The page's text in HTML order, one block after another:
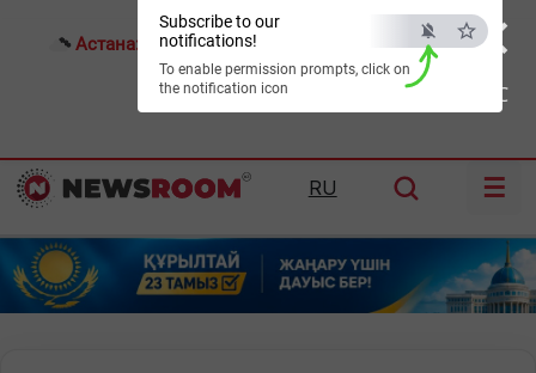
×
ESC
Subscribe to our
notifications!
To enable permission prompts, click on
the notification icon
Астана: 18°C Алматы: Шымкент:26°C
RU ☰